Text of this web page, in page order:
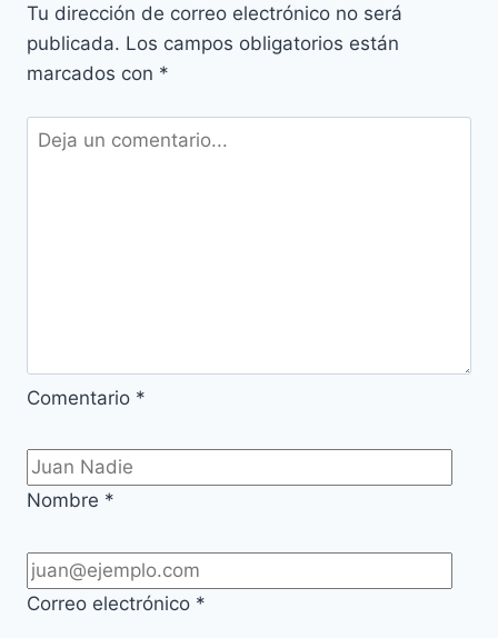
Tu dirección de correo electrónico no será
publicada. Los campos obligatorios están
marcados con *
Comentario *
Nombre *
Correo electrónico *